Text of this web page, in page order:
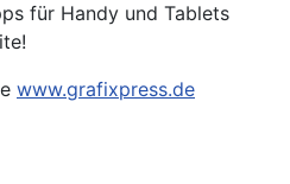
für Handy und Tablets
www.grafixpress.de